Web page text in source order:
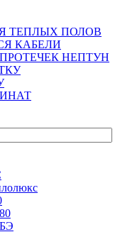
ТЕПЛЫХ ПОЛОВ
КАБЕЛИ
НЕПТУН